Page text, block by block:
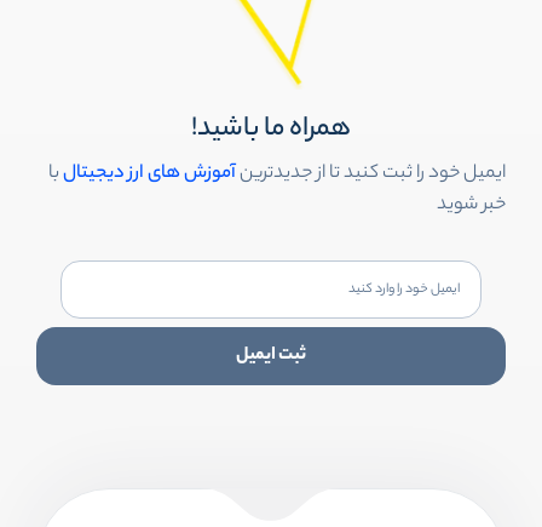
همراه ما باشید!
ایمیل خود را ثبت کنید تا از جدیدترینآموزش های ارز دیجیتالبا
خبر شوید
ثبت ایمیل